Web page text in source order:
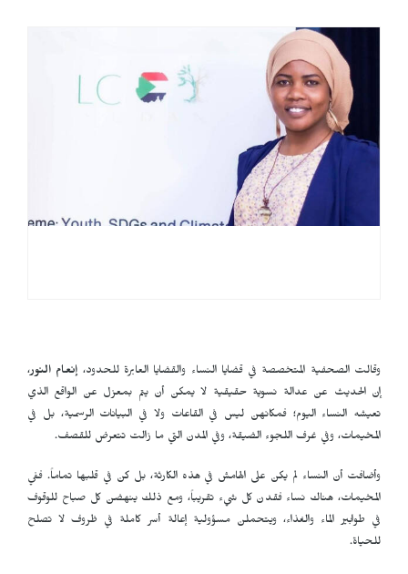
وقالت الصحفية المتخصصة في قضايا النساء والقضايا العابرة للحدود،إنعام النور،
إن الحديث عن عدالة نسوية حقيقية لا يمكن أن يتم بمعزل عن الواقع الذي
تعيشه النساء اليوم؛ فمكانهن ليس في القاعات ولا في البيانات الرسمية، بل في
المخيمات، وفي غرف اللجوء الضيقة، وفي المدن التي ما زالت تتعرض للقصف.
وأضافت أن النساء لم يكن على الهامش في هذه الكارثة، بل كن في قلبها تماماً. ففي
المخيمات، هناك نساء فقدن كل شيء تقريباً، ومع ذلك ينهضن كل صباح للوقوف
في طوابير الماء والغذاء، ويتحملن مسؤولية إعالة أسر كاملة في ظروف لا تصلح
للحياة.